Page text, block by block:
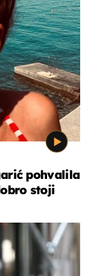
pohvalila
stoji